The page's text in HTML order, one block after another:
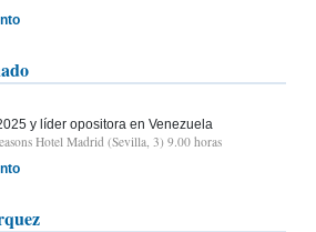
y líder opositora en Venezuela
Hotel Madrid (Sevilla, 3) 9.00 horas